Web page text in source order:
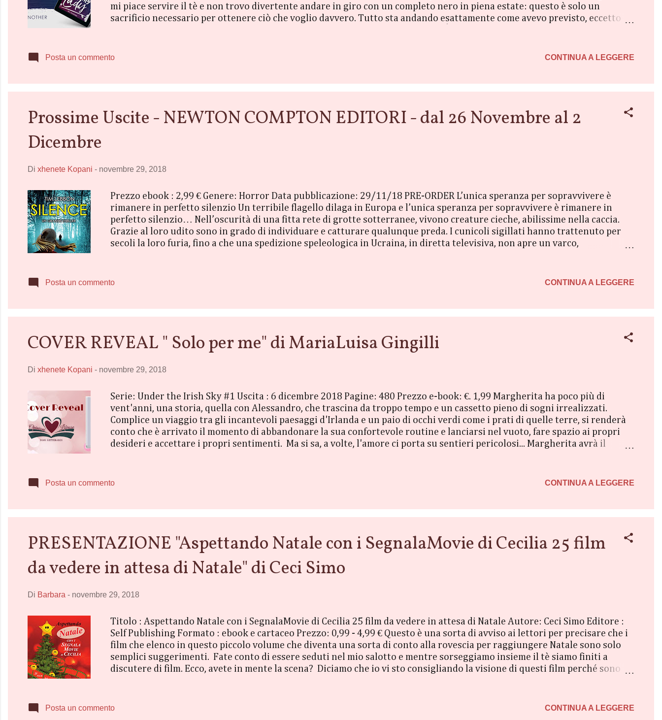
mi piace servire il tè e non trovo divertente andare in giro con un completo nero in piena estate: questo è solo un
sacrificio necessario per ottenere ciò che voglio davvero. Tutto sta andando esattamente come avevo previsto, eccetto
maggiordomo e la propria Lady sono vietate. Lo sanno tutti. Buongiorno carissimi lettori, oggi mi rit...
Posta un commento CONTINUA A LEGGERE
Prossime Uscite - NEWTON COMPTON EDITORI - dal 26 Novembre al 2
Dicembre
Di xhenete Kopani - novembre 29, 2018
Prezzo ebook : 2,99 € Genere: Horror Data pubblicazione: 29/11/18 PRE-ORDER L’unica speranza per sopravvivere è
rimanere in perfetto silenzio Un terribile flagello dilaga in Europa e l’unica speranza per sopravvivere è rimanere in
perfetto silenzio… Nell’oscurità di una fitta rete di grotte sotterranee, vivono creature cieche, abilissime nella caccia.
Grazie al loro udito sono in grado di individuare e catturare qualunque preda. I cunicoli sigillati hanno trattenuto per
secoli la loro furia, fino a che una spedizione speleologica in Ucraina, in diretta televisiva, non apre un varco,
scempio, offrendo uno spettacolo raccapricciante. Due testimoni della carne¬ficina sono Ally e suo padre Huw, incollati
Posta un commento CONTINUA A LEGGERE
COVER REVEAL " Solo per me" di MariaLuisa Gingilli
Di xhenete Kopani - novembre 29, 2018
Serie: Under the Irish Sky #1 Uscita : 6 dicembre 2018 Pagine: 480 Prezzo e-book: €. 1,99 Margherita ha poco più di
vent'anni, una storia, quella con Alessandro, che trascina da troppo tempo e un cassetto pieno di sogni irrealizzati.
Complice un viaggio tra gli incantevoli paesaggi d'Irlanda e un paio di occhi verdi come i prati di quelle terre, si renderà
conto che è arrivato il momento di abbandonare la sua confortevole routine e lanciarsi nel vuoto, fare spazio ai propri
desideri e accettare i propri sentimenti. Ma si sa, a volte, l'amore ci porta su sentieri pericolosi... Margherita avrà il
Posta un commento CONTINUA A LEGGERE
PRESENTAZIONE "Aspettando Natale con i SegnalaMovie di Cecilia 25 film
da vedere in attesa di Natale" di Ceci Simo
Di Barbara - novembre 29, 2018
Titolo : Aspettando Natale con i SegnalaMovie di Cecilia 25 film da vedere in attesa di Natale Autore: Ceci Simo Editore :
Self Publishing Formato : ebook e cartaceo Prezzo: 0,99 - 4,99 € Questo è una sorta di avviso ai lettori per precisare che i
film che elenco in questo piccolo volume che diventa una sorta di conto alla rovescia per raggiungere Natale sono solo
semplici suggerimenti. Fate conto di essere seduti nel mio salotto e mentre sorseggiamo insieme il tè siamo finiti a
discutere di film. Ecco, avete in mente la scena? Diciamo che io vi sto consigliando la visione di questi film perché sono
sull'argomento. Io la vedo un po' come un'alternativa originale al classico calendario dell'Avvento, invece di apr...
Posta un commento CONTINUA A LEGGERE